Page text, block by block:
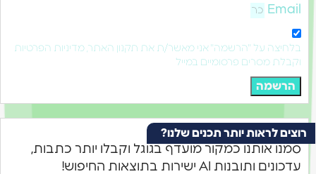
Email
בלחיצה על "הרשמה" אני מאשר/ת את תקנון האתר, מדיניות הפרטיות
וקבלת מסרים פרסומיים במייל
הרשמה
רוצים לראות יותר תכנים שלנו?
סמנו אותנו כמקור מועדף בגוגל וקבלו יותר כתבות,
עדכונים ותובנות AI ישירות בתוצאות החיפוש!